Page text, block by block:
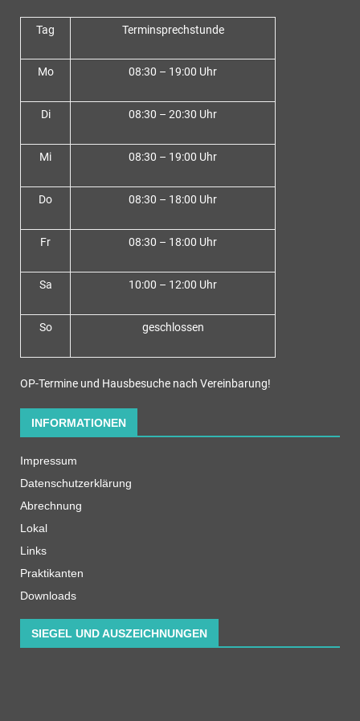
Tag Terminsprechstunde
Mo 08:30 – 19:00 Uhr
Di 08:30 – 20:30 Uhr
Mi 08:30 – 19:00 Uhr
Do 08:30 – 18:00 Uhr
Fr 08:30 – 18:00 Uhr
Sa 10:00 – 12:00 Uhr
So geschlossen
OP-Termine und Hausbesuche nach Vereinbarung!
INFORMATIONEN
Impressum
Datenschutzerklärung
Abrechnung
Lokal
Links
Praktikanten
Downloads
SIEGEL UND AUSZEICHNUNGEN